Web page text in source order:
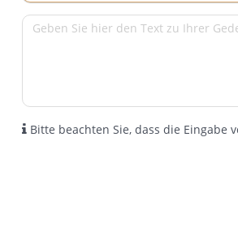
Bitte beachten Sie, dass die Eingabe